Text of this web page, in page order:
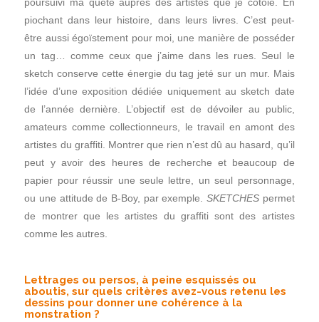
piochant dans leur histoire, dans leurs livres. C’est peut-
être aussi égoïstement pour moi, une manière de posséder
un tag… comme ceux que j’aime dans les rues. Seul le
sketch conserve cette énergie du tag jeté sur un mur. Mais
l’idée d’une exposition dédiée uniquement au sketch date
de l’année dernière. L’objectif est de dévoiler au public,
amateurs comme collectionneurs, le travail en amont des
artistes du graffiti. Montrer que rien n’est dû au hasard, qu’il
peut y avoir des heures de recherche et beaucoup de
papier pour réussir une seule lettre, un seul personnage,
ou une attitude de B-Boy, par exemple. SKETCHES permet
de montrer que les artistes du graffiti sont des artistes
comme les autres.
Lettrages ou persos, à peine esquissés ou
aboutis, sur quels critères avez-vous retenu les
dessins pour donner une cohérence à la
monstration ?